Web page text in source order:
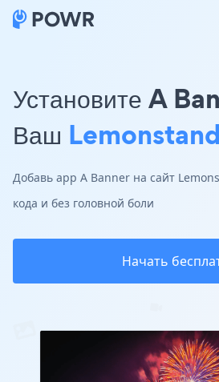
Установите A
Ваш Lemonstand
Добавь app A Banner на сайт
кода и без головной боли
Начать